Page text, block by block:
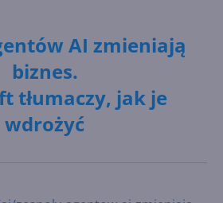
AI zmieniają
biznes.
tłumaczy, jak je
wdrożyć